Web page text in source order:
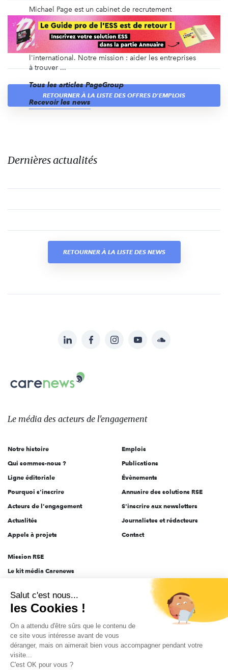
Michael Page est un cabinet de recrutement
spécialisé depuis plus de 40 ans dans le
recrutement en CDI, en intérim, en management de
transition, ainsi que du recrutement de dirigeants et
des recrutements volumiques, en France et à
l'international. Notre mission : aider les entreprises
à trouver ...
Tous les articles PageGroup
Recevoir les news
RETOURNER À LA LISTE DES OFFRES D'EMPLOIS
Dernières actualités
RETOURNER À LA LISTE DES NEWS
sur:
LinkedInFacebookInstagramYouTubeSoundcloud
Le
des
l'engagement
Le média des acteurs de l'engagement
Notre histoire
Qui sommes-nous ?
Ligne éditoriale
Pourquoi s'inscrire
Acteurs de l'engagement
Actualités
Appels à projets
Emplois
Publications
Évènements
Annuaire des solutions RSE
S'inscrire aux newsletters
Journalistes et rédacteurs
Contact
Mission RSE
Le kit média Carenews
AEF info
Novethic
PRODURABLE
Inclusiv Day
Salut c'est nous...
les Cookies !
On a attendu d'être sûrs que le contenu de
ce site vous intéresse avant de vous
déranger, mais on aimerait bien vous accompagner pendant votre
visite...
C'est OK pour vous ?